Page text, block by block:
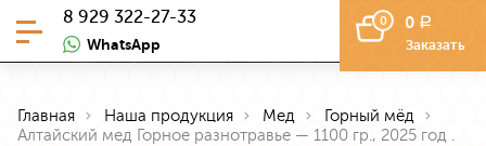
8 929 322-27-33
WhatsApp
0 0 a
Заказать
Главная Наша продукция Мед
Горный мёд
Алтайский мед Горное разнотравье — 1100 гр., 2025 год .